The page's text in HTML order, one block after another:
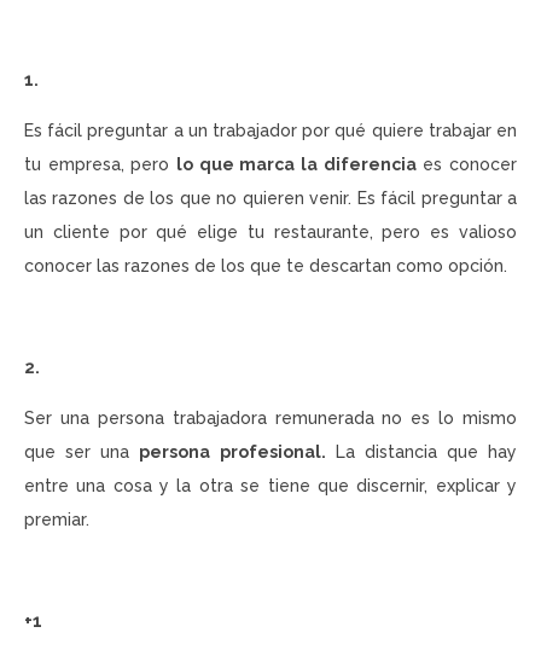
1.
Es fácil preguntar a un trabajador por qué quiere trabajar en
tu empresa, pero lo que marca la diferenciaes conocer
las razones de los que no quieren venir. Es fácil preguntar a
un cliente por qué elige tu restaurante, pero es valioso
conocer las razones de los que te descartan como opción.
2.
Ser una persona trabajadora remunerada no es lo mismo
que ser una persona profesional. La distancia que hay
entre una cosa y la otra se tiene que discernir, explicar y
premiar.
+1